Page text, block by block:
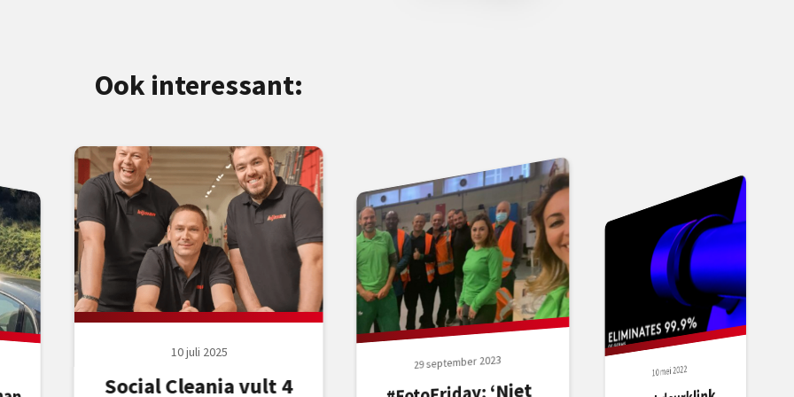
Ook interessant:
10 juli 2025
Social Cleania vult 4
29 september 2023 10 mei 2022